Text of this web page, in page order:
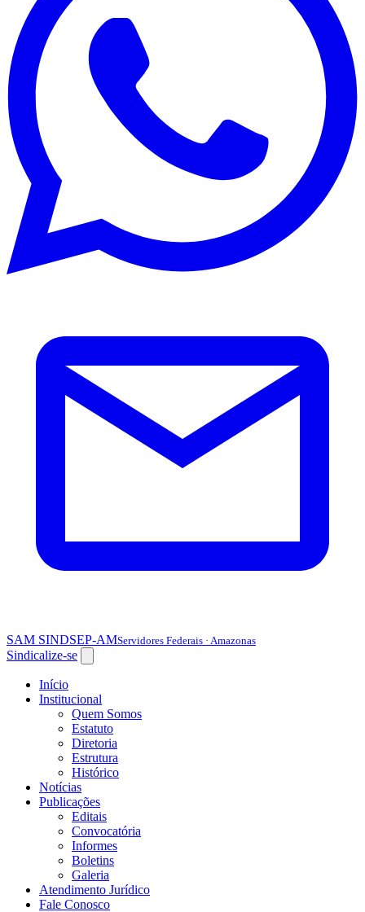
SAM SINDSEP-AMServidores Federais · Amazonas
Sindicalize-se
Início
Institucional
Quem Somos
Estatuto
Diretoria
Estrutura
Histórico
Notícias
Publicações
Editais
Convocatória
Informes
Boletins
Galeria
Atendimento Jurídico
Fale Conosco